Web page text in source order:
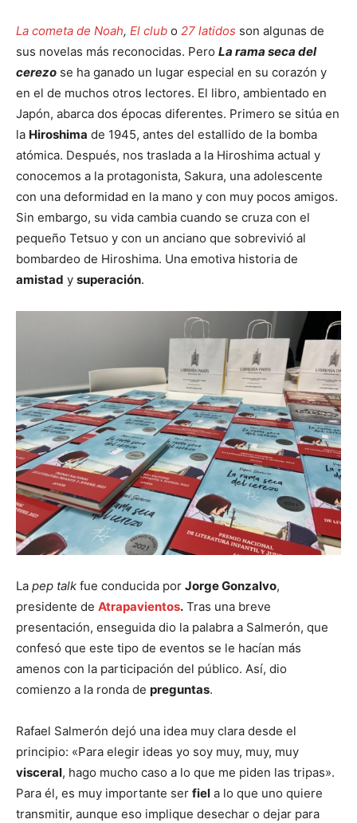
La cometa de Noah, El club o 27 latidos son algunas de
sus novelas más reconocidas. Pero La rama seca del
cerezo se ha ganado un lugar especial en su corazón y
en el de muchos otros lectores. El libro, ambientado en
Japón, abarca dos épocas diferentes. Primero se sitúa en
la Hiroshima de 1945, antes del estallido de la bomba
atómica. Después, nos traslada a la Hiroshima actual y
conocemos a la protagonista, Sakura, una adolescente
con una deformidad en la mano y con muy pocos amigos.
Sin embargo, su vida cambia cuando se cruza con el
pequeño Tetsuo y con un anciano que sobrevivió al
bombardeo de Hiroshima. Una emotiva historia de
amistad y superación.
La pep talk fue conducida por Jorge Gonzalvo,
presidente de Atrapavientos. Tras una breve
presentación, enseguida dio la palabra a Salmerón, que
confesó que este tipo de eventos se le hacían más
amenos con la participación del público. Así, dio
comienzo a la ronda de preguntas.
Rafael Salmerón dejó una idea muy clara desde el
principio: «Para elegir ideas yo soy muy, muy, muy
visceral, hago mucho caso a lo que me piden las tripas».
Para él, es muy importante ser fiel a lo que uno quiere
transmitir, aunque eso implique desechar o dejar para